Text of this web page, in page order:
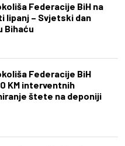
Federacije BiH na
lipanj – Svjetski dan
Bihaću
Federacije BiH
KM interventnih
štete na deponiji